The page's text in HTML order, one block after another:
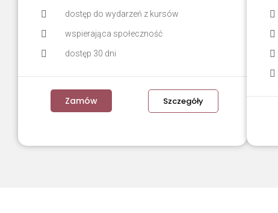
dostęp do wydarzeń z kursów
wspierająca społeczność
dostęp 30 dni
Zamów Szczegóły